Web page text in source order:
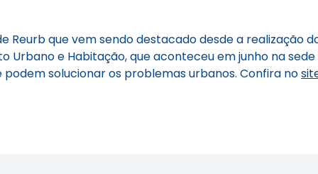
Reurb que vem sendo destacado desde a realização
e Habitação, que aconteceu em junho na
solucionar os problemas urbanos. Confira no